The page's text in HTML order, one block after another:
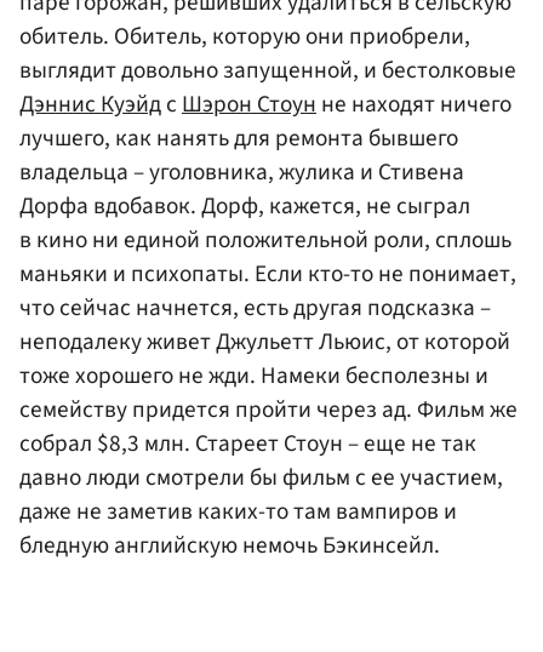
обитель. Обитель, которую они приобрели,
выглядит довольно запущенной, и бестолковые
Дэннис Куэйдс Шэрон Стоун не находят ничего
лучшего, как нанять для ремонта бывшего
владельца – уголовника, жулика и Стивена
Дорфа вдобавок. Дорф, кажется, не сыграл
в кино ни единой положительной роли, сплошь
маньяки и психопаты. Если кто-то не понимает,
что сейчас начнется, есть другая подсказка –
неподалеку живет Джульетт Льюис, от которой
тоже хорошего не жди. Намеки бесполезны и
семейству придется пройти через ад. Фильм же
собрал $8,3 млн. Стареет Стоун – еще не так
давно люди смотрели бы фильм с ее участием,
даже не заметив каких-то там вампиров и
бледную английскую немочь Бэкинсейл.